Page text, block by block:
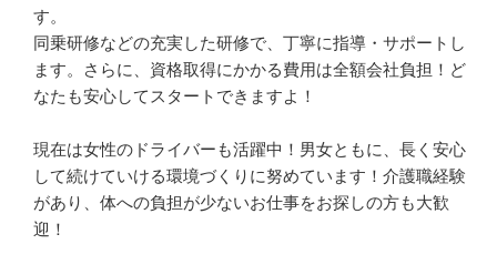
す。
同乗研修などの充実した研修で、丁寧に指導・サポートし
ます。さらに、資格取得にかかる費用は全額会社負担！ど
なたも安心してスタートできますよ！
現在は女性のドライバーも活躍中！男女ともに、長く安心
して続けていける環境づくりに努めています！介護職経験
があり、体への負担が少ないお仕事をお探しの方も大歓
迎！